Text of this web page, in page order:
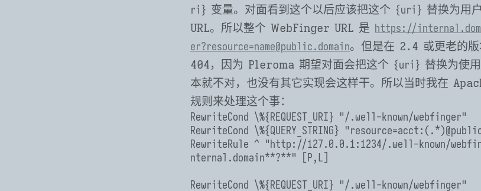
ri} 变量。对面看到这个以后应该把这个 {uri} 替换为用
URL。所以整个 WebFinger URL 是 https://
er?resource=name@public.domain。但是在 2.4 或更老的版
404，因为 Pleroma 期望对面会把这个 {uri} 替换为使
本就不对，也没有其它实现会这样干。所以当时我在
规则来处理这个事：
RewriteCond \%{REQUEST_URI} "/.well-known/webfinger"
RewriteCond \%{QUERY_STRING}
RewriteRule ^ "http://127.0.0.1:1234/.well-known/
nternal.domain**?**" [P,L]
RewriteCond \%{REQUEST_URI} "/.well-known/webfinger"